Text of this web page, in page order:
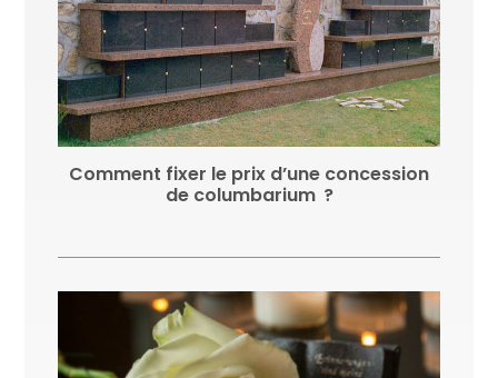
Comment fixer le prix d’une concession
de columbarium ?